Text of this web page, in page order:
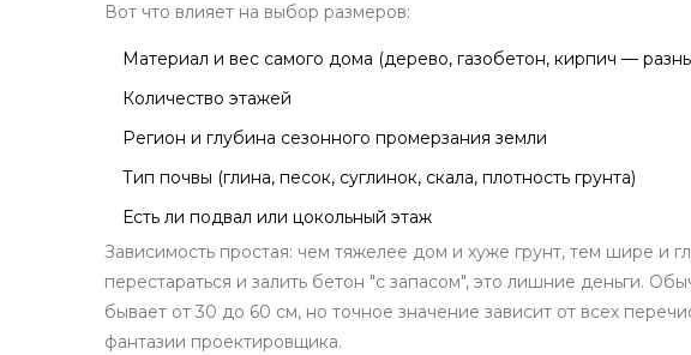
Вот что влияет на выбор размеров:
Материал и вес самого дома (дерево, газобетон, кирпич —
Количество этажей
Регион и глубина сезонного промерзания земли
Тип почвы (глина, песок, суглинок, скала, плотность грунта)
Есть ли подвал или цокольный этаж
Зависимость простая: чем тяжелее дом и хуже грунт, тем шире и
перестараться и залить бетон "с запасом", это лишние деньги.
бывает от 30 до 60 см, но точное значение зависит от всех
фантазии проектировщика.